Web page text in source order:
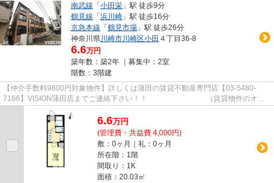
南武線 「小田栄 」駅 徒歩9分
鶴見線 「浜川崎 」駅 徒歩16分
京急本線 「鶴見市場 」駅 徒歩26分
神奈川県川崎市川崎区小田 ４丁目36-8
6.6万円
築年数：築2年 ｜募集中： 2室
階数：3階建
【仲介手数料9800円対象物件】詳しくは蒲田の賃貸不動産専門店【03-5480-
7166】VISION蒲田店までご連絡下さい！！ （賃貸物件のオス
スメポイント） 宅配ボックス ネッ...
6.6万円
(管理費・共益費 4,000円)
敷：0ヶ月｜礼：0ヶ月
所在階：1階
間取り：1K
面積：20.03㎡